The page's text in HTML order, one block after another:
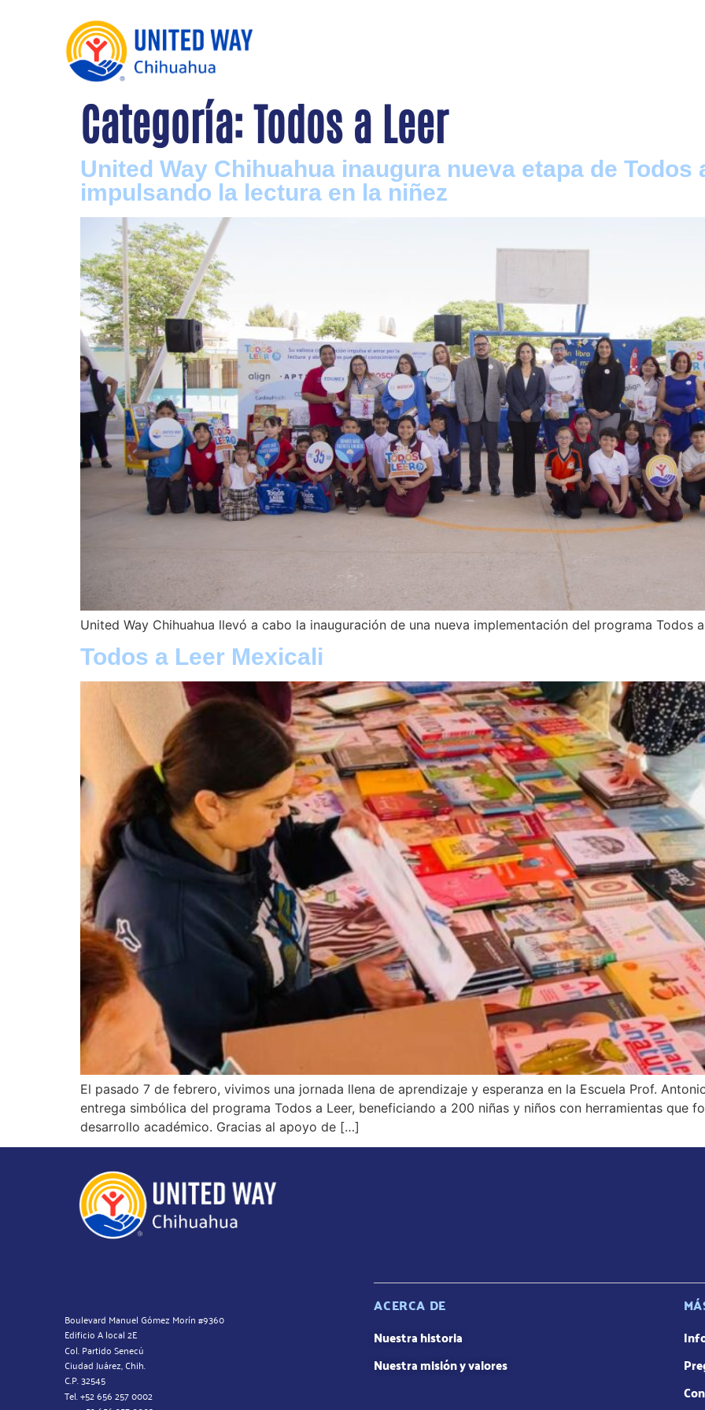
Categoría:Todos a Leer
United Way Chihuahua inaugura nueva etapa de Todos
impulsando la lectura en la niñez
United Way Chihuahua llevó a cabo la inauguración de una nueva implementación del programa Todos
Todos a Leer Mexicali
El pasado 7 de febrero, vivimos una jornada llena de aprendizaje y esperanza en la Escuela Prof.
entrega simbólica del programa Todos a Leer, beneficiando a 200 niñas y niños con herramientas que
desarrollo académico. Gracias al apoyo de […]
Boulevard Manuel Gómez Morín #9360
Edificio A local 2E
Col. Partido Senecú
Ciudad Juárez, Chih.
C.P. 32545
Tel. +52 656 257 0002
ACERCA DE
Nuestra historia
Nuestra misión y valores